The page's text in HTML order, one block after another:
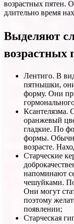
возрастных пятен.
длительно время
Выделяют
возрастных
Лентиго. В
пятнышки,
форму. Они
Ксантелязма.
оранжевый
гладкие. По
формы.
возрасте.
Старческие
напоминают
чешуйками.
Они могут
поэтому
появлении;
Старческая